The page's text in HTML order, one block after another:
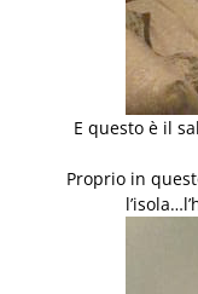
E questo è il
Proprio in